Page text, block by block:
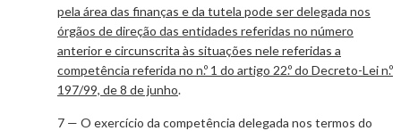
pela área das finanças e da tutela pode ser delegada nos
órgãos de direção das entidades referidas no número
anterior e circunscrita às situações nele referidas a
competência referida no n.º 1 do artigo 22.º do Decreto-Lei n.º
197/99, de 8 de junho.
7 — O exercício da competência delegada nos termos do